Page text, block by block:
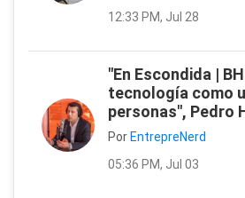
12:33 PM, Jul 28
"En Escondida |
tecnología como
personas", Pedro
Por EntrepreNerd
05:36 PM, Jul 03